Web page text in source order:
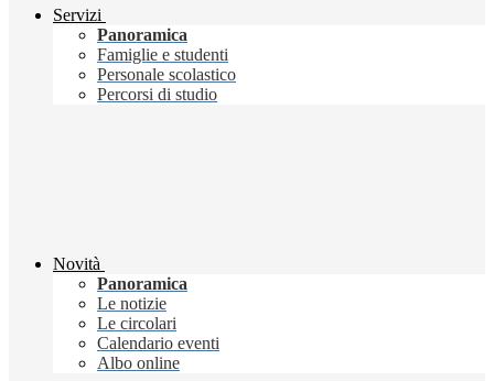
Servizi
Panoramica
Famiglie e studenti
Personale scolastico
Percorsi di studio
Novità
Panoramica
Le notizie
Le circolari
Calendario eventi
Albo online